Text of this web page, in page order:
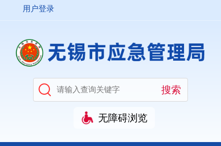
用户登录
无障碍浏览